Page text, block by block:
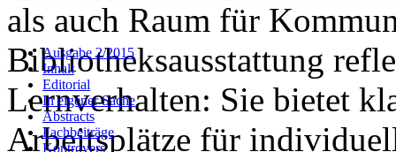
Ausgabe 2/2015
Inhalt
Editorial
In eigener Sache
Abstracts
Fachbeiträge
Kontrovers
als auch Raum für
Bibliotheksausstattung
Lernverhalten: Sie bietet
Arbeitsplätze für